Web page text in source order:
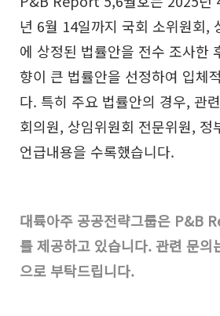
년 6월 14일까지 국회 소위원회,
에 상정된 법률안을 전수 조사한
향이 큰 법률안을 선정하여 입체
다. 특히 주요 법률안의 경우, 관
회의원, 상임위원회 전문위원, 정
언급내용을 수록했습니다.
대륙아주 공공전략그룹은 P&B
를 제공하고 있습니다. 관련 문
으로 부탁드립니다.